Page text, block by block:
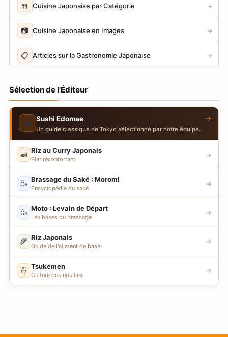
🍴 Cuisine Japonaise par Catégorie →
📷 Cuisine Japonaise en Images →
📋 Articles sur la Gastronomie Japonaise →
Sélection de l'Éditeur
🍣 Sushi Edomae
Un guide classique de Tokyo sélectionné par notre équipe.
→
🍛 Riz au Curry Japonais
Plat réconfortant
→
🍶 Brassage du Saké : Moromi
Encyclopédie du saké
→
🍶 Moto : Levain de Départ
Les bases du brassage
→
🌾 Riz Japonais
Guide de l'aliment de base
→
🍜 Tsukemen
Culture des nouilles
→